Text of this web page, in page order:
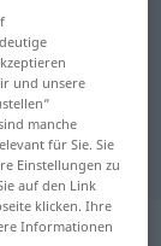
und unsere
manche
für Sie. Sie
Einstellungen zu
auf den Link
klicken. Ihre
Informationen